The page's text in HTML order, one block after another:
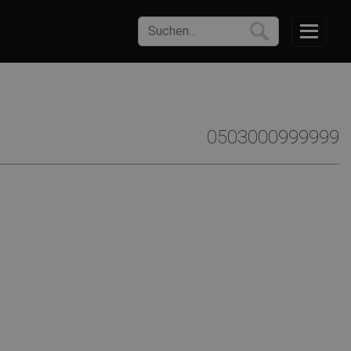
0503000999999